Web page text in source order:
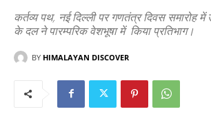
कर्तव्य पथ, नई दिल्ली पर गणतंत्र दिवस समारोह में
के दल ने पारम्परिक वेशभूषा में किया प्रतिभाग।
BY HIMALAYAN DISCOVER